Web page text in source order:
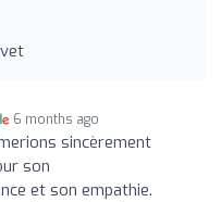
6 months ago
sincèrement
son
et son empathie.